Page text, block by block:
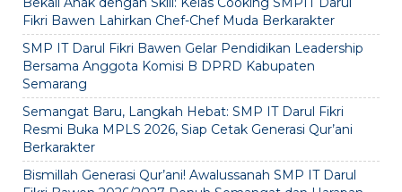
Fikri Bawen Lahirkan Chef-Chef Muda Berkarakter
SMP IT Darul Fikri Bawen Gelar Pendidikan Leadership
Bersama Anggota Komisi B DPRD Kabupaten
Semarang
Semangat Baru, Langkah Hebat: SMP IT Darul Fikri
Resmi Buka MPLS 2026, Siap Cetak Generasi Qur’ani
Berkarakter
Bismillah Generasi Qur’ani! Awalussanah SMP IT Darul